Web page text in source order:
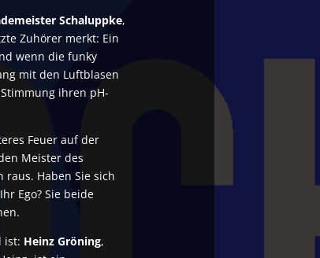
Schaluppke,
Zuhörer merkt: Ein
wenn die funky
mit den Luftblasen
ihren pH-
Feuer auf der
Meister des
raus. Haben Sie sich
Ego? Sie beide
ist: Heinz Gröning,